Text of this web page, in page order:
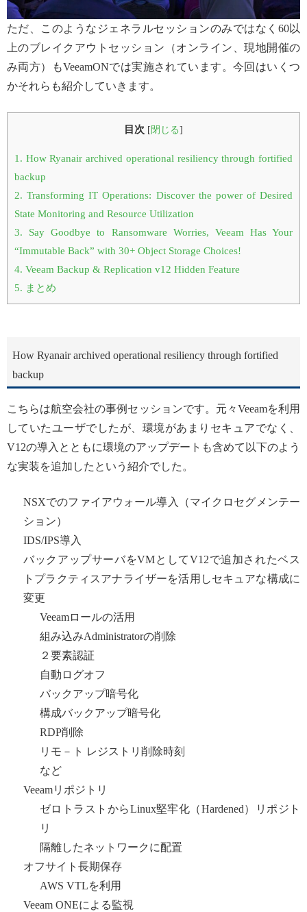
ただ、このようなジェネラルセッションのみではなく60以
上のブレイクアウトセッション（オンライン、現地開催の
み両方）もVeeamONでは実施されています。今回はいくつ
かそれらも紹介していきます。
目次 [ 閉じる]
1. How Ryanair archived operational resiliency through fortified
backup
2. Transforming IT Operations: Discover the power of Desired
State Monitoring and Resource Utilization
3. Say Goodbye to Ransomware Worries, Veeam Has Your
“Immutable Back” with 30+ Object Storage Choices!
4. Veeam Backup & Replication v12 Hidden Feature
5. まとめ
How Ryanair archived operational resiliency through fortified
backup
こちらは航空会社の事例セッションです。元々Veeamを利用
していたユーザでしたが、環境があまりセキュアでなく、
V12の導入とともに環境のアップデートも含めて以下のよう
な実装を追加したという紹介でした。
NSXでのファイアウォール導入（マイクロセグメンテー
ション）
IDS/IPS導入
バックアップサーバをVMとしてV12で追加されたベス
トプラクティスアナライザーを活用しセキュアな構成に
変更
Veeamロールの活用
組み込みAdministratorの削除
２要素認証
自動ログオフ
バックアップ暗号化
構成バックアップ暗号化
RDP削除
リモ－ト レジストリ削除時刻
など
Veeamリポジトリ
ゼロトラストからLinux堅牢化（Hardened）リポジト
リ
隔離したネットワークに配置
オフサイト長期保存
AWS VTLを利用
Veeam ONEによる監視